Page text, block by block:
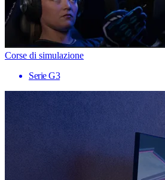
Corse di simulazione
Serie G3